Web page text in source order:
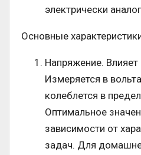
электрически
Основные
Напряжение.
Измеряется в
колеблется в
Оптимальное
зависимости от
задач. Для